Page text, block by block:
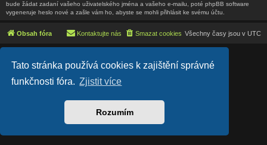
Tato stránka používá cookies k zajištění správné
funkčnosti fóra. Zjistit více
Rozumím
bude žádat zadaní vašeho uživatelského jména a vašeho e-mailu, poté phpBB software
vygeneruje heslo nové a zašle vám ho, abyste se mohli přihlásit ke svému účtu.
Obsah fóra Všechny časy jsou v UTC
Smazat cookies
Kontaktujte nás
Co-Author: MannixMD
Český překlad –